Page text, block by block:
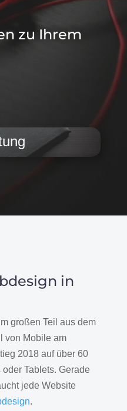
zu Ihrem
in
großen Teil aus dem
von Mobile am
2018 auf über 60
Tablets. Gerade
jede Website
.